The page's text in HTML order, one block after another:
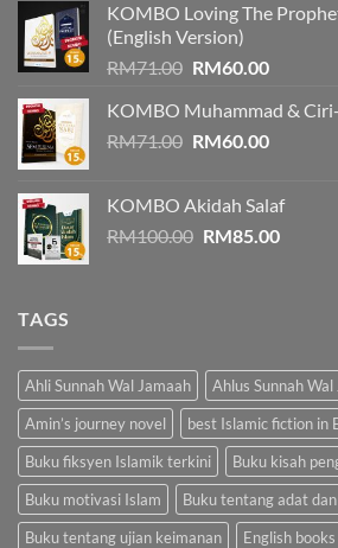
RM73.00.
KOMBO Loving The
(English Version)
RM71.00 Original
was:
RM71.00.
RM60.00Current
is:
RM60.00.
KOMBO Muhammad &
RM71.00 Original
RM71.00.
RM60.00Current
RM60.00.
KOMBO Akidah Salaf
RM100.00 Original
RM85.00Current
TAGS
Ahli Sunnah Wal Jamaah
Ahlus Sunnah Wal
Amin’s journey novel
best Islamic fiction in
Buku fiksyen Islamik terkini
Buku kisah
Buku motivasi Islam
Buku tentang adat
Buku tentang ujian keimanan
English